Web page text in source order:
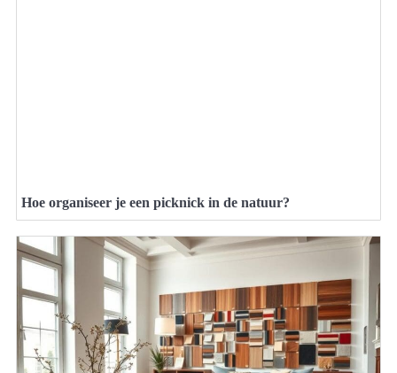
Hoe organiseer je een picknick in de natuur?